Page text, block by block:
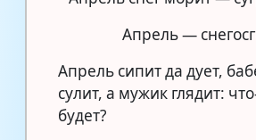
Апрель —
Апрель сипит да дует,
сулит, а мужик глядит:
будет?